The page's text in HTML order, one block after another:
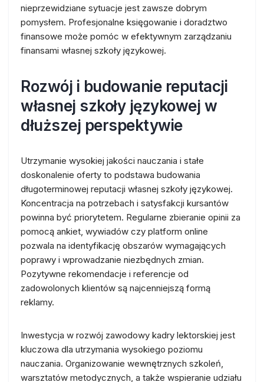
nieprzewidziane sytuacje jest zawsze dobrym
pomysłem. Profesjonalne księgowanie i doradztwo
finansowe może pomóc w efektywnym zarządzaniu
finansami własnej szkoły językowej.
Rozwój i budowanie reputacji
własnej szkoły językowej w
dłuższej perspektywie
Utrzymanie wysokiej jakości nauczania i stałe
doskonalenie oferty to podstawa budowania
długoterminowej reputacji własnej szkoły językowej.
Koncentracja na potrzebach i satysfakcji kursantów
powinna być priorytetem. Regularne zbieranie opinii za
pomocą ankiet, wywiadów czy platform online
pozwala na identyfikację obszarów wymagających
poprawy i wprowadzanie niezbędnych zmian.
Pozytywne rekomendacje i referencje od
zadowolonych klientów są najcenniejszą formą
reklamy.
Inwestycja w rozwój zawodowy kadry lektorskiej jest
kluczowa dla utrzymania wysokiego poziomu
nauczania. Organizowanie wewnętrznych szkoleń,
warsztatów metodycznych, a także wspieranie udziału